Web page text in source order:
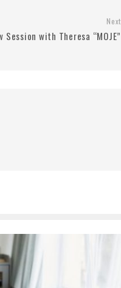
Next
with Theresa “MOJE”